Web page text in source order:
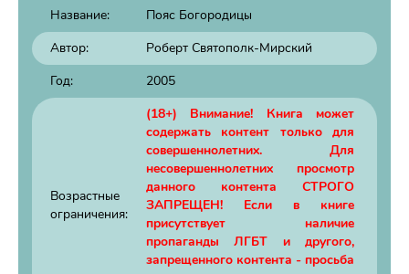
Название:
Пояс Богородицы
Автор:
Роберт Святополк-Мирский
Год:
2005
Возрастные
ограничения:
(18+) Внимание! Книга может
содержать контент только для
совершеннолетних. Для
несовершеннолетних просмотр
данного контента СТРОГО
ЗАПРЕЩЕН! Если в книге
присутствует наличие
пропаганды ЛГБТ и другого,
запрещенного контента - просьба